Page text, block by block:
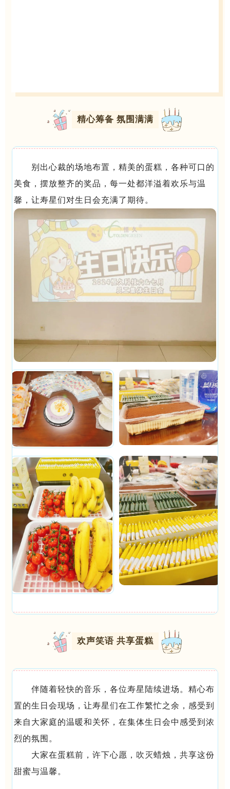
精心筹备 氛围满满
别出心裁的场地布置，精美的蛋糕，各种可口的
美食，摆放整齐的奖品，每一处都洋溢着欢乐与温
馨，让寿星们对生日会充满了期待。
欢声笑语 共享蛋糕
伴随着轻快的音乐，各位寿星陆续进场。精心布
置的生日会现场，让寿星们在工作繁忙之余，感受到
来自大家庭的温暖和关怀，在集体生日会中感受到浓
烈的氛围。
大家在蛋糕前，许下心愿，吹灭蜡烛，共享这份
甜蜜与温馨。